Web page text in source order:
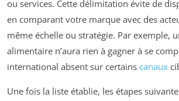
ou services. Cette délimitation évite de
en comparant votre marque avec des
même échelle ou stratégie. Par exemple,
alimentaire n’aura rien à gagner à se
international absent sur certains canaux
Une fois la liste établie, les étapes